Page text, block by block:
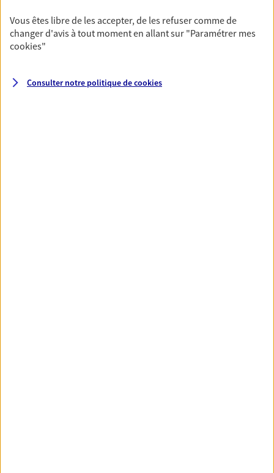
Vous êtes libre de les accepter, de les refuser comme de
changer d'avis à tout moment en allant sur "Paramétrer mes
cookies"
Consulter notre politique decookies